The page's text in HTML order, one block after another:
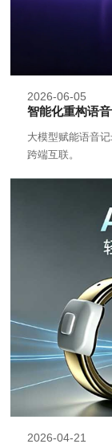
2026-06-05
智能化重构语
大模型赋能语音
跨端互联。
2026-04-21